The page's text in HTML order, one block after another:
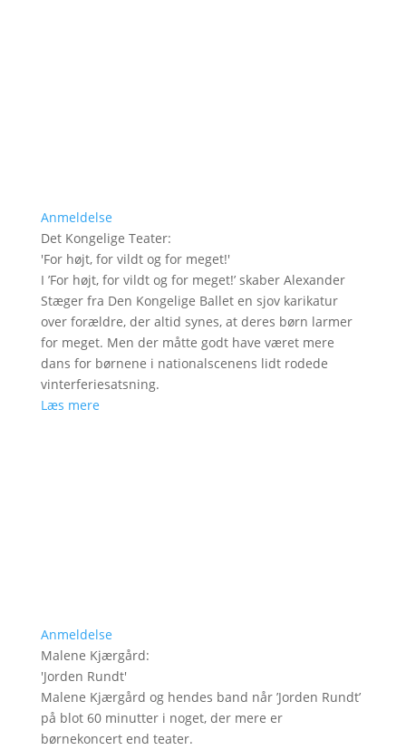
Anmeldelse
Det Kongelige Teater:
'For højt, for vildt og for meget!'
I ’For højt, for vildt og for meget!’ skaber Alexander
Stæger fra Den Kongelige Ballet en sjov karikatur
over forældre, der altid synes, at deres børn larmer
for meget. Men der måtte godt have været mere
dans for børnene i nationalscenens lidt rodede
vinterferiesatsning.
Læs mere
Anmeldelse
Malene Kjærgård:
'Jorden Rundt'
Malene Kjærgård og hendes band når ’Jorden Rundt’
på blot 60 minutter i noget, der mere er
børnekoncert end teater.